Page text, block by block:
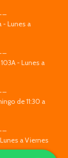
- Lunes a
- Lunes a
de 11:30 a
a Viernes
– 19:00